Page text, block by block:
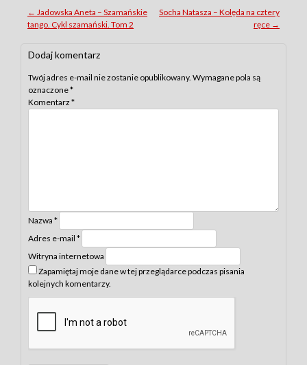
Post
navigation
← Jadowska Aneta – Szamańskie
tango. Cykl szamański. Tom 2
Socha Natasza – Kolęda na cztery
ręce →
Dodaj komentarz
Twój adres e-mail nie zostanie opublikowany. Wymagane pola są
oznaczone*
Komentarz *
Nazwa *
Adres e-mail *
Witryna internetowa
Zapamiętaj moje dane w tej przeglądarce podczas pisania
kolejnych komentarzy.